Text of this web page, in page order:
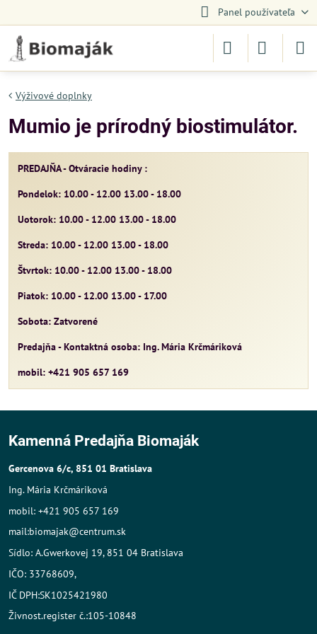
Panel používateľa
Výživové doplnky
Mumio je prírodný biostimulátor.
PREDAJŇA - Otváracie hodiny :
Pondelok: 10.00 - 12.00 13.00 - 18.00
Uotorok: 10.00 - 12.00 13.00 - 18.00
Streda: 10.00 - 12.00 13.00 - 18.00
Štvrtok: 10.00 - 12.00 13.00 - 18.00
Piatok: 10.00 - 12.00 13.00 - 17.00
Sobota: Zatvorené
Predajňa - Kontaktná osoba: Ing. Mária Krčmáriková
mobil: +421 905 657 169
Kamenná Predajňa Biomaják
Gercenova 6/c, 851 01 Bratislava
Ing. Mária Krčmáriková
mobil: +421 905 657 169
mail:biomajak@centrum.sk
Sídlo: A.Gwerkovej 19, 851 04 Bratislava
IČO: 33768609,
IČ DPH:SK1025421980
Živnost.register č.:105-10848